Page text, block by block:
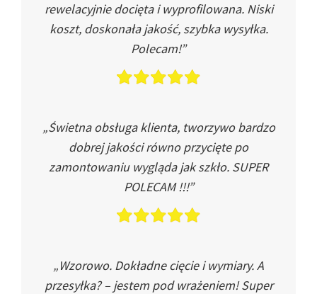
rewelacyjnie docięta i wyprofilowana. Niski
koszt, doskonała jakość, szybka wysyłka.
Polecam!”
„Świetna obsługa klienta, tworzywo bardzo
dobrej jakości równo przycięte po
zamontowaniu wygląda jak szkło. SUPER
POLECAM !!!”
„Wzorowo. Dokładne cięcie i wymiary. A
przesyłka? – jestem pod wrażeniem! Super